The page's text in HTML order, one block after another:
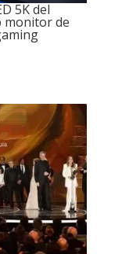
5K del
monitor de